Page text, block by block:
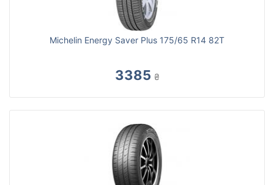
Michelin Energy Saver Plus 175/65 R14 82T
3385 ₴